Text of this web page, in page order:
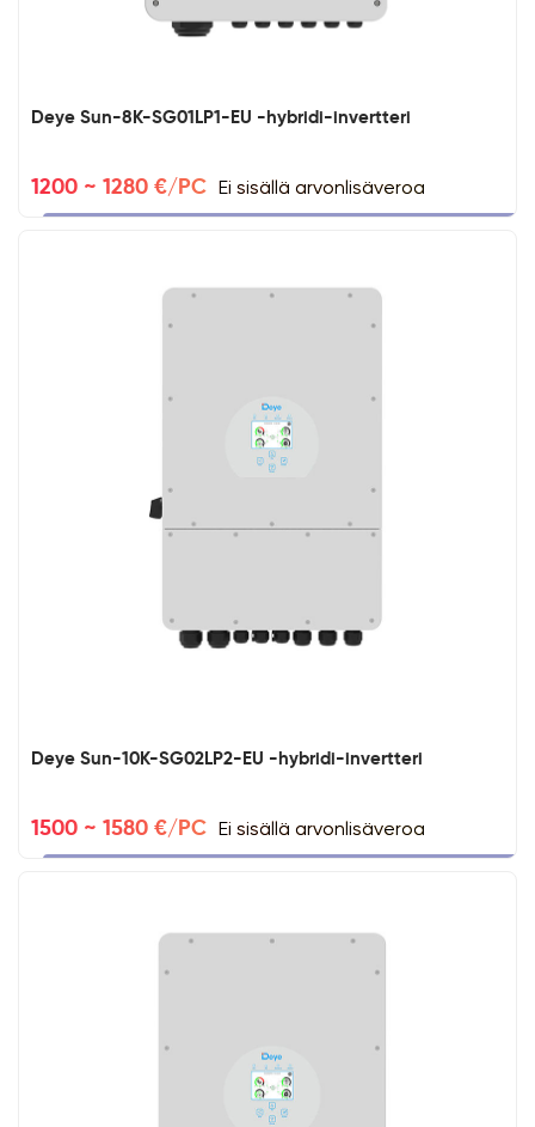
Deye Sun-8K-SG01LP1-EU -hybridi-invertteri
1200 ~ 1280 €/PC Ei sisällä arvonlisäveroa
Deye Sun-10K-SG02LP2-EU -hybridi-invertteri
1500 ~ 1580 €/PC Ei sisällä arvonlisäveroa